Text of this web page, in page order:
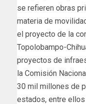
se refieren obras
materia de
el proyecto de la
Topolobampo-
proyectos de
la Comisión
30 mil millones de
estados, entre